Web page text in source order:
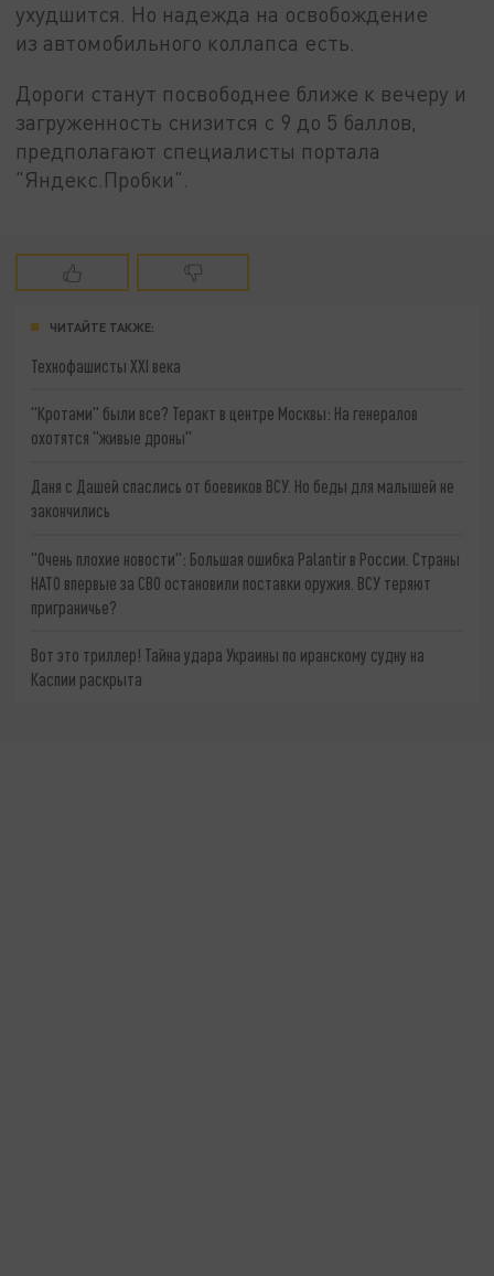
ухудшится. Но надежда на освобождение
из автомобильного коллапса есть.
Дороги станут посвободнее ближе к вечеру и
загруженность снизится с 9 до 5 баллов,
предполагают специалисты портала
"Яндекс.Пробки".
ЧИТАЙТЕ ТАКЖЕ:
Технофашисты XXI века
"Кротами" были все? Теракт в центре Москвы: На генералов
охотятся "живые дроны"
Даня с Дашей спаслись от боевиков ВСУ. Но беды для малышей не
закончились
"Очень плохие новости": Большая ошибка Palantir в России. Страны
НАТО впервые за СВО остановили поставки оружия. ВСУ теряют
приграничье?
Вот это триллер! Тайна удара Украины по иранскому судну на
Каспии раскрыта